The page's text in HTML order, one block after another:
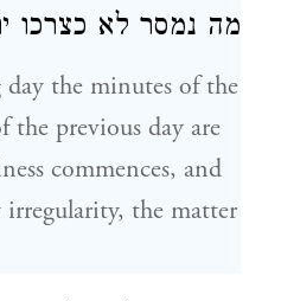
מה נמסר לא כצרכו
the minutes of the
the previous day are
commences, and
irregularity, the matter